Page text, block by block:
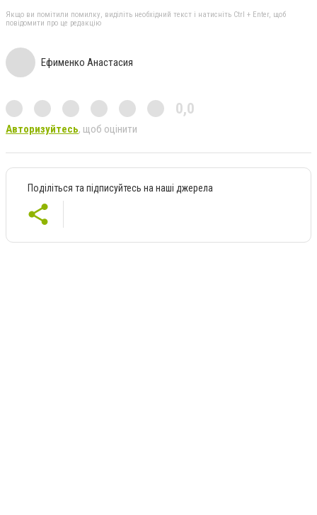
Якщо ви помітили помилку, виділіть необхідний текст і натисніть Ctrl + Enter, щоб
повідомити про це редакцію
Ефименко Анастасия
0,0
Авторизуйтесь, щоб оцінити
Поділіться та підписуйтесь на наші джерела